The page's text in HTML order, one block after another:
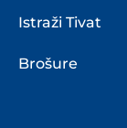
Istraži Tivat
Brošure